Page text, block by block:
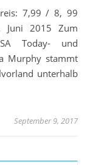
Juni 2015 Zum
Today- und
Murphy stammt
unterhalb
September 9, 2017